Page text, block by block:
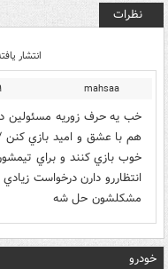
نظرات
انتشار
mahsaa
خب يه حرف زوريه مسئولين
هم با عشق و اميد بازي كنن /
خوب بازي كنند و براي
انتظاررو دارن درخواست
مشكلشون حل شه
خودرو